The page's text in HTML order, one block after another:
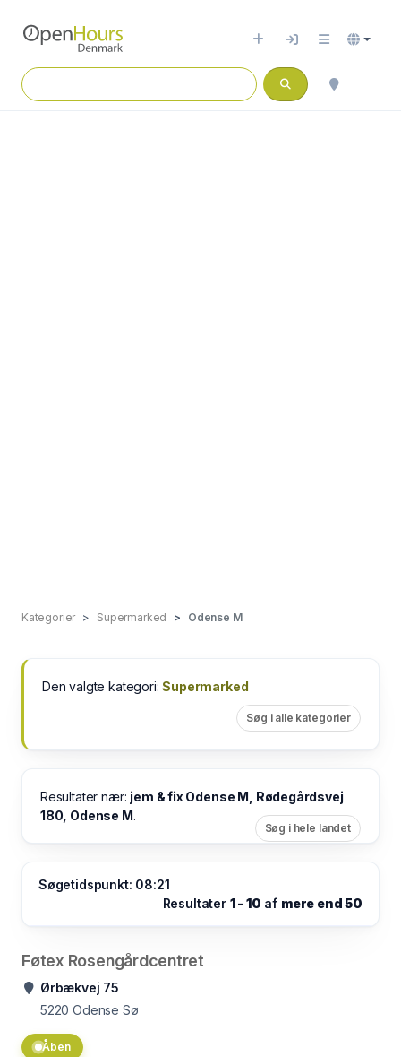
Kategorier Supermarked Odense M
Den valgte kategori:Supermarked
Søg i alle kategorier
Resultater nær: jem & fix Odense M, Rødegårdsvej
180, Odense M.
Søg i hele landet
Søgetidspunkt: 08:21
Resultater 1 - 10 af mere end 50
Føtex Rosengårdcentret
Ørbækvej 75
5220 Odense Sø
Åben